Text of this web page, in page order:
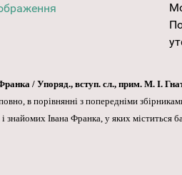
/ Упоряд., вступ. сл., прим. М. І.
в порівнянні з попередніми
знайомих Івана Франка, у яких міститься